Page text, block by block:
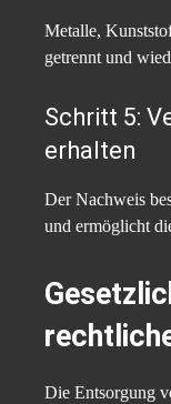
Metalle,
getrennt und
Schritt 5:
erhalten
Der Nachweis
und ermöglicht
Die Entsorgung